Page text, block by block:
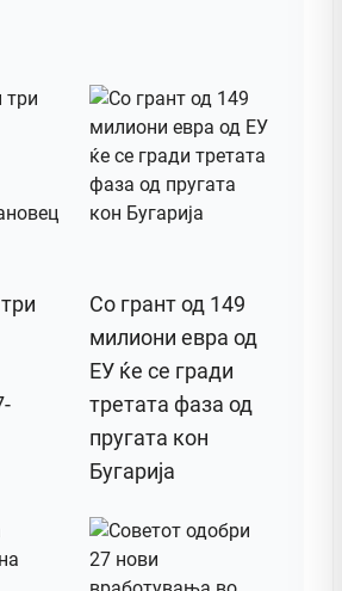
Со грант од 149
милиони евра од
ЕУ ќе се гради
третата фаза од
пругата кон
Бугарија